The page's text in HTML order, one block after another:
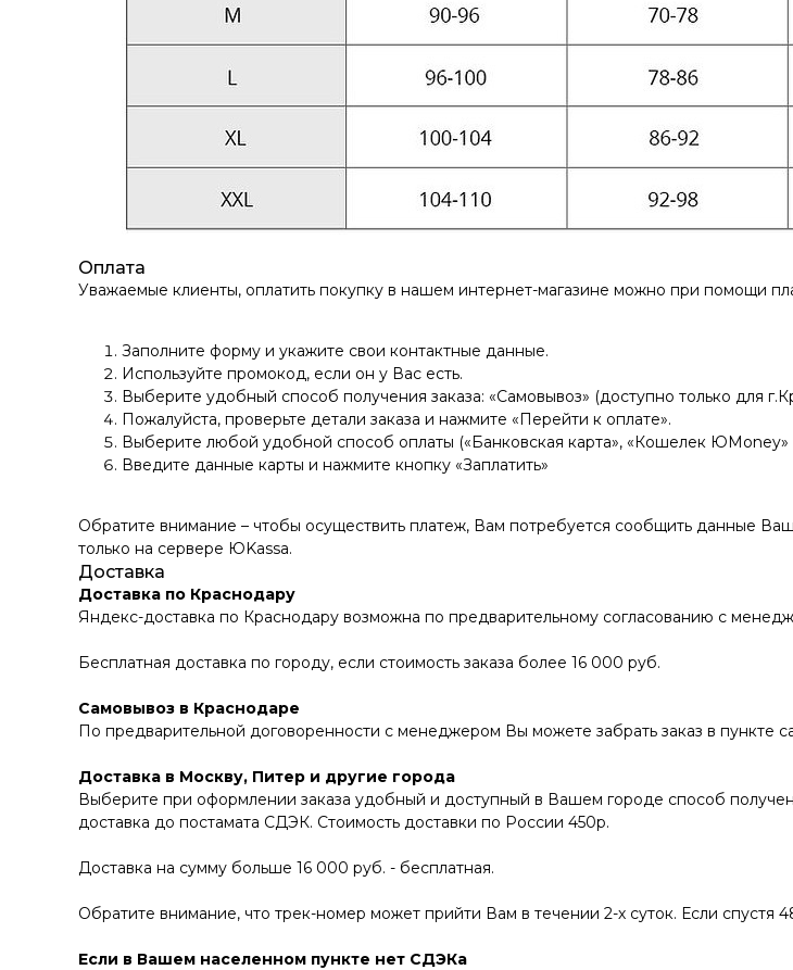
Оплата
Уважаемые клиенты, оплатить покупку в нашем интернет-магазине можно при помощи
Заполните форму и укажите свои контактные данные.
Используйте промокод, если он у Вас есть.
Выберите удобный способ получения заказа: «Самовывоз» (доступно только для
Пожалуйста, проверьте детали заказа и нажмите «Перейти к оплате».
Выберите любой удобной способ оплаты («Банковская карта», «Кошелек ЮMoney»
Введите данные карты и нажмите кнопку «Заплатить»
Обратите внимание – чтобы осуществить платеж, Вам потребуется сообщить данные
только на сервере ЮKassа.
Доставка
Доставка по Краснодару
Яндекс-доставка по Краснодару возможна по предварительному согласованию с
Бесплатная доставка по городу, если стоимость заказа более 16 000 руб.
Самовывоз в Краснодаре
По предварительной договоренности с менеджером Вы можете забрать заказ в пункте
Доставка в Москву, Питер и другие города
Выберите при оформлении заказа удобный и доступный в Вашем городе способ
доставка до постамата СДЭК. Стоимость доставки по России 450р.
Доставка на сумму больше 16 000 руб. - бесплатная.
Обратите внимание, что трек-номер может прийти Вам в течении 2-х суток. Если спустя
Если в Вашем населенном пункте нет СДЭКа